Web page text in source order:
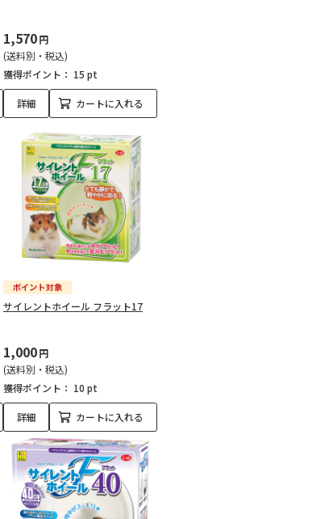
1,570円
(送料別・税込)
獲得ポイント： 15 pt
詳細 カートに入れる
サイレントホイール フラット17
1,000円
(送料別・税込)
獲得ポイント： 10 pt
詳細 カートに入れる